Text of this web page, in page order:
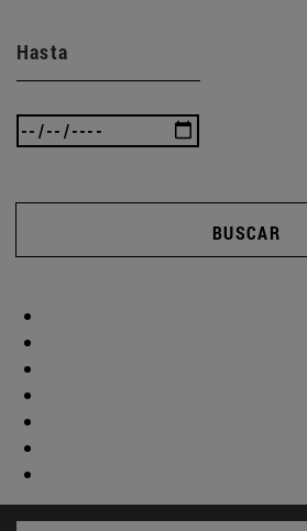
Hasta
BUSCAR